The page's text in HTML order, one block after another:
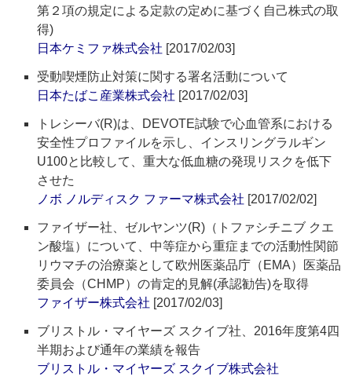
第２項の規定による定款の定めに基づく自己株式の取
得)
日本ケミファ株式会社 [2017/02/03]
受動喫煙防止対策に関する署名活動について
日本たばこ産業株式会社 [2017/02/03]
トレシーバ(R)は、DEVOTE試験で心血管系における
安全性プロファイルを示し、インスリングラルギン
U100と比較して、重大な低血糖の発現リスクを低下
させた
ノボ ノルディスク ファーマ株式会社 [2017/02/02]
ファイザー社、ゼルヤンツ(R)（トファシチニブ クエ
ン酸塩）について、中等症から重症までの活動性関節
リウマチの治療薬として欧州医薬品庁（EMA）医薬品
委員会（CHMP）の肯定的見解(承認勧告)を取得
ファイザー株式会社 [2017/02/03]
ブリストル・マイヤーズ スクイブ社、2016年度第4四
半期および通年の業績を報告
ブリストル・マイヤーズ スクイブ株式会社